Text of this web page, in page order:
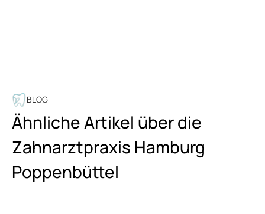
BLOG
Ähnliche Artikel über die
Zahnarztpraxis Hamburg
Poppenbüttel